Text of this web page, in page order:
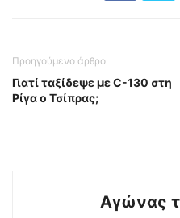
Προηγούμενο άρθρο
Γιατί ταξίδεψε με C-130 στη
Ρίγα ο Τσίπρας;
Αγώνας